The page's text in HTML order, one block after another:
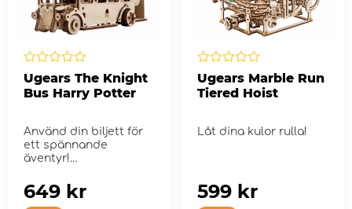
Ugears The Knight
Bus Harry Potter
Använd din biljett för
ett spännande
äventyr!
649 kr
Ugears Marble Run
Tiered Hoist
Låt dina kulor rulla!
599 kr